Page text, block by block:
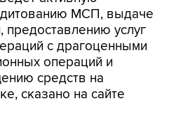
МСП, выдаче
предоставлению услуг
с драгоценными
операций и
средств на
сказано на сайте